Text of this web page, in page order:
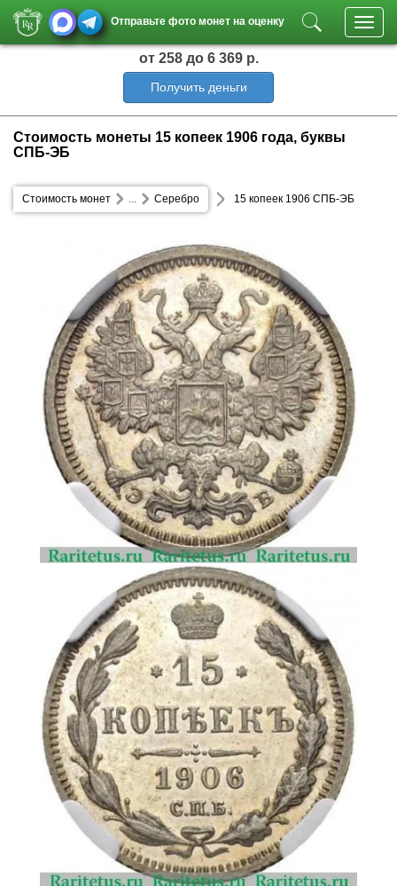
Отправьте фото монет на оценку
от 258 до 6 369 р.
Получить деньги
Стоимость монеты 15 копеек 1906 года, буквы
СПБ-ЭБ
Стоимость монет Серебро
... 15 копеек 1906 СПБ-ЭБ